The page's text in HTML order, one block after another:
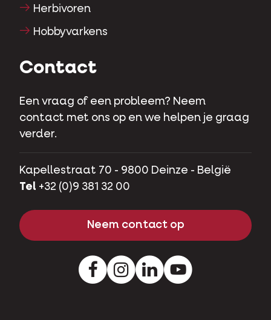
Herbivoren
Hobbyvarkens
Contact
Een vraag of een probleem? Neem
contact met ons op en we helpen je graag
verder.
Kapellestraat 70 - 9800 Deinze - België
Tel +32 (0)9 381 32 00
Neem contact op
FacebookInstagramLinkedInYoutube